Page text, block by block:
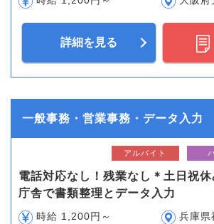
詳細を見る
一般事務・営業事務・データ入力
アルバイト
電話対応なし！残業なし＊土日祝休
庁舎で書類整理とデータ入力
時給 1,200円～ 兵庫県